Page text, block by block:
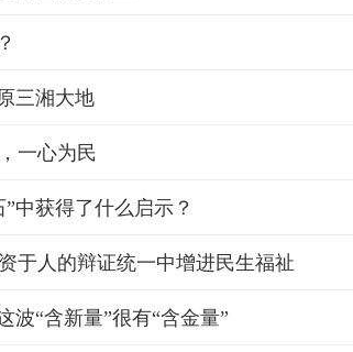
三湘大地
一心为民
中获得了什么启示？
于人的辩证统一中增进民生福祉
波“含新量”很有“含金量”